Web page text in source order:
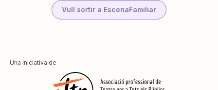
Vull sortir a EscenaFamiliar
Una iniciativa de